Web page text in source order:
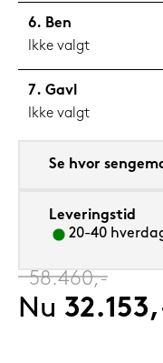
Ben
Ikke valgt
Gavl
Ikke valgt
Se hvor
Leveringstid
20-40
‎58.460,-
Nu